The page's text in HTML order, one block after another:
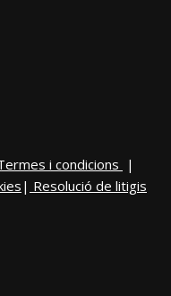
i condicions |
| Resolució de litigis